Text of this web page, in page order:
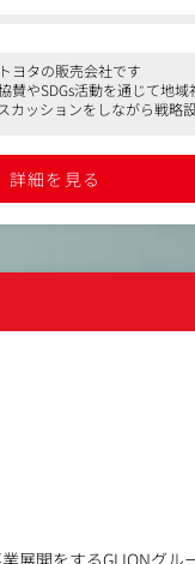
ス、イベント企画）
、SNS、広告、データ
タリング、メンバー育
ヨタの販売会社です
やSDGs活動を通じて地
ッションをしながら戦略
詳細を見る